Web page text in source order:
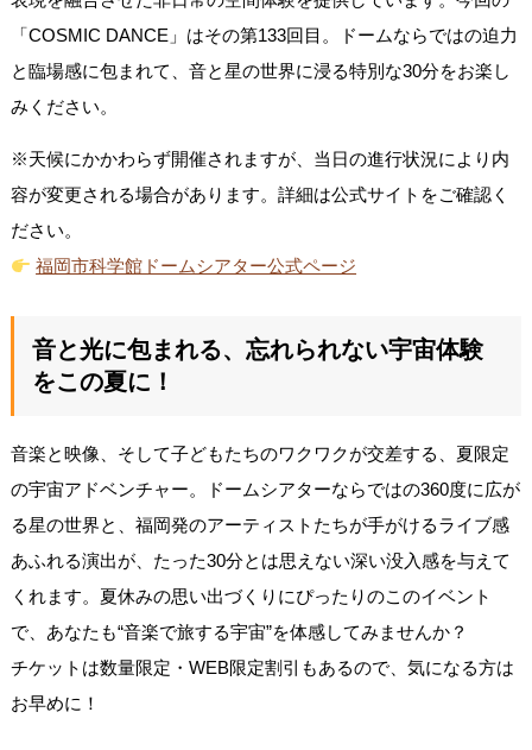
「COSMIC DANCE」はその第133回目。ドームならではの迫力
と臨場感に包まれて、音と星の世界に浸る特別な30分をお楽し
みください。
※天候にかかわらず開催されますが、当日の進行状況により内
容が変更される場合があります。詳細は公式サイトをご確認く
ださい。
福岡市科学館ドームシアター公式ページ
音と光に包まれる、忘れられない宇宙体験
をこの夏に！
音楽と映像、そして子どもたちのワクワクが交差する、夏限定
の宇宙アドベンチャー。ドームシアターならではの360度に広が
る星の世界と、福岡発のアーティストたちが手がけるライブ感
あふれる演出が、たった30分とは思えない深い没入感を与えて
くれます。夏休みの思い出づくりにぴったりのこのイベント
で、あなたも“音楽で旅する宇宙”を体感してみませんか？
チケットは数量限定・WEB限定割引もあるので、気になる方は
お早めに！